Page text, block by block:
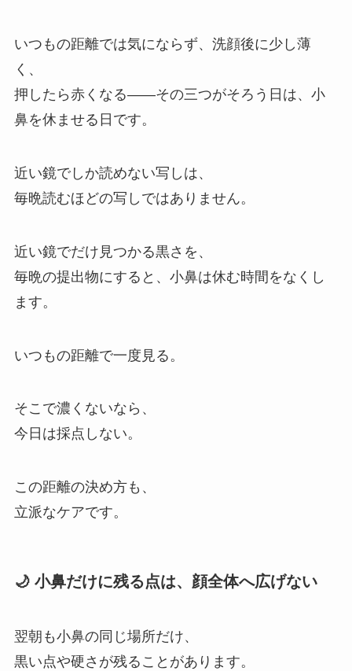
いつもの距離では気にならず、洗顔後に少し薄
く、
押したら赤くなる——その三つがそろう日は、小
鼻を休ませる日です。
近い鏡でしか読めない写しは、
毎晩読むほどの写しではありません。
近い鏡でだけ見つかる黒さを、
毎晩の提出物にすると、小鼻は休む時間をなくし
ます。
いつもの距離で一度見る。
そこで濃くないなら、
今日は採点しない。
この距離の決め方も、
立派なケアです。
🌙 小鼻だけに残る点は、顔全体へ広げない
翌朝も小鼻の同じ場所だけ、
黒い点や硬さが残ることがあります。